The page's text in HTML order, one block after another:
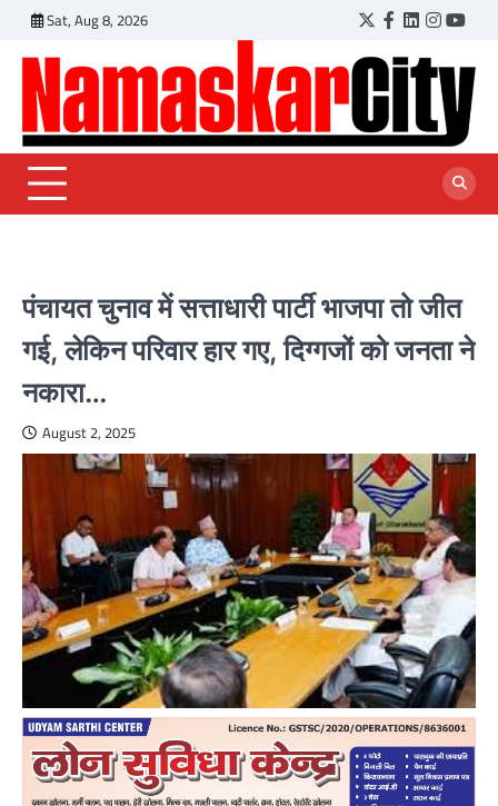
content
Sat, Aug 8, 2026 Twitter
Facebook
LinkedIn
पंचायत चुनाव में सत्ताधारी पार्टी भाजपा तो जीत
गई, लेकिन परिवार हार गए, दिग्गजों को जनता ने
नकारा…
August 2, 2025